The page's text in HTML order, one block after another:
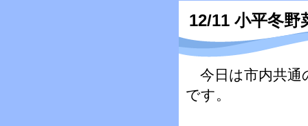
12/11 小平冬野
今日は市内共通
です。